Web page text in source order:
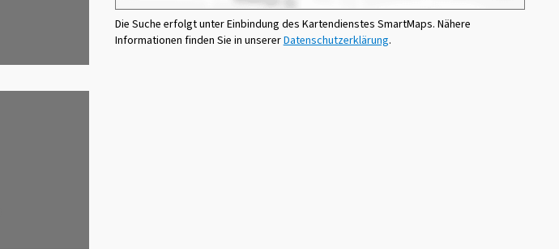
Die Suche erfolgt unter Einbindung des Kartendienstes SmartMaps. Nähere
Informationen finden Sie in unsererDatenschutzerklärung.